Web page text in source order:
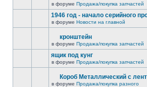
в форуме Продажа/покупка запчастей
1946 год - начало серийного
в форуме Новости на главной
кронштейн
в форуме Продажа/покупка запчастей
ящик под кунг
в форуме Продажа/покупка запчастей
Короб Металлический с
в форуме Продажа/покупка разного